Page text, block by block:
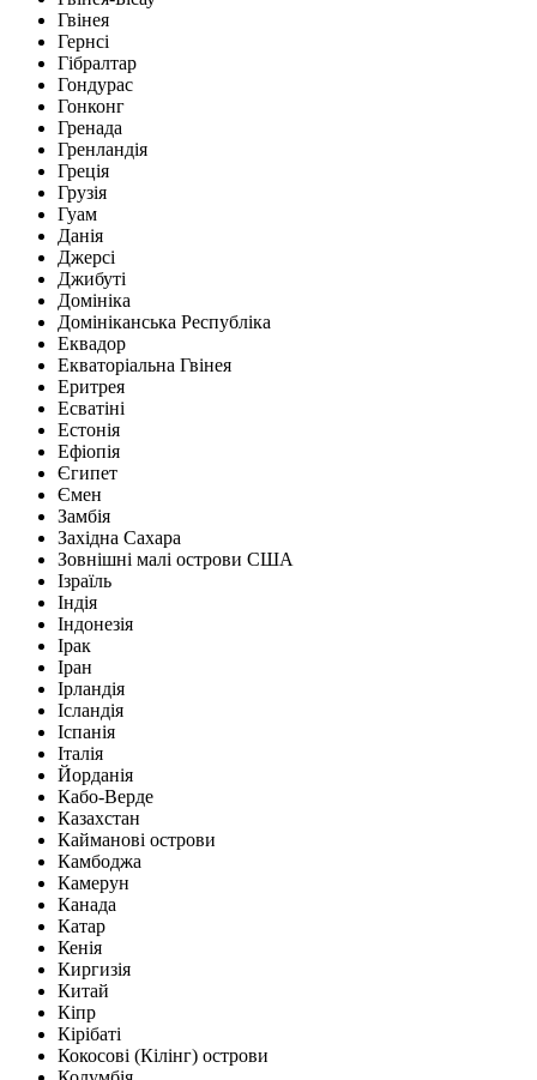
Гвінея
Гернсі
Гібралтар
Гондурас
Гонконг
Гренада
Гренландія
Греція
Грузія
Гуам
Данія
Джерсі
Джибуті
Домініка
Домініканська Республіка
Еквадор
Екваторіальна Гвінея
Еритрея
Есватіні
Естонія
Ефіопія
Єгипет
Ємен
Замбія
Західна Сахара
Зовнішні малі острови США
Ізраїль
Індія
Індонезія
Ірак
Іран
Ірландія
Ісландія
Іспанія
Італія
Йорданія
Кабо-Верде
Казахстан
Кайманові острови
Камбоджа
Камерун
Канада
Катар
Кенія
Киргизія
Китай
Кіпр
Кірібаті
Кокосові (Кілінг) острови